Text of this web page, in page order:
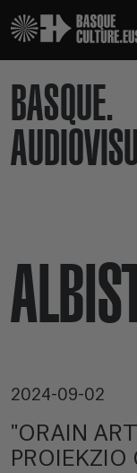
BASQUE.
2024-09-02
"ORAIN